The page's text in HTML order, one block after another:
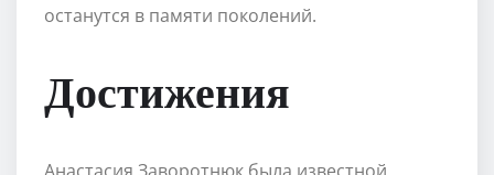
останутся в памяти поколений.
Достижения